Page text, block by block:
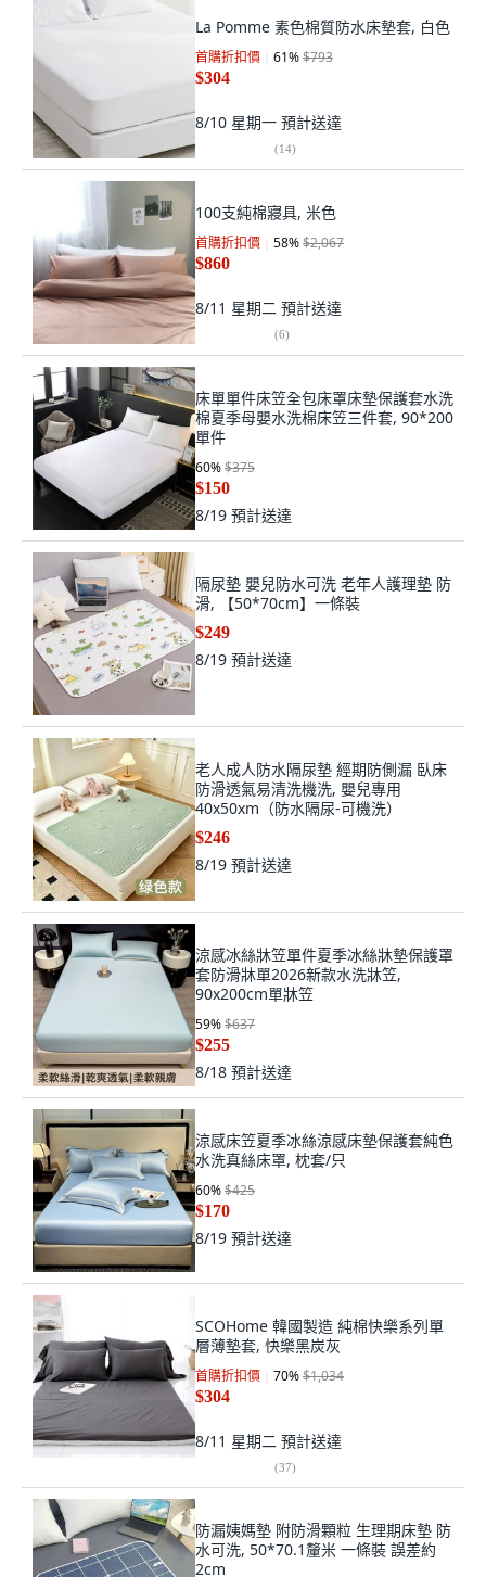
La Pomme 素色棉質防水床墊套, 白色
首購折扣價 61%$793
$304
8/10 星期一 預計送達
(14)
100支純棉寢具, 米色
首購折扣價 58%$2,067
$860
8/11 星期二 預計送達
(6)
床單單件床笠全包床罩床墊保護套水洗
棉夏季母嬰水洗棉床笠三件套, 90*200
單件
60%$375
$150
8/19 預計送達
隔尿墊 嬰兒防水可洗 老年人護理墊 防
滑, 【50*70cm】一條裝
$249
8/19 預計送達
老人成人防水隔尿墊 經期防側漏 臥床
防滑透氣易清洗機洗, 嬰兒專用
40x50xm（防水隔尿-可機洗）
$246
8/19 預計送達
涼感冰絲牀笠單件夏季冰絲牀墊保護罩
套防滑牀單2026新款水洗牀笠,
90x200cm單牀笠
59%$637
$255
8/18 預計送達
涼感床笠夏季冰絲涼感床墊保護套純色
水洗真絲床罩, 枕套/只
60%$425
$170
8/19 預計送達
SCOHome 韓國製造 純棉快樂系列單
層薄墊套, 快樂黑炭灰
首購折扣價 70%$1,034
$304
8/11 星期二 預計送達
(37)
防漏姨媽墊 附防滑顆粒 生理期床墊 防
水可洗, 50*70.1釐米 一條裝 誤差約
2cm